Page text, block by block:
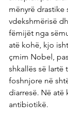
mënyrë drastike
vdekshmërisë
fëmijët nga
atë kohë, kjo
çmim Nobel,
shkallës së lartë
foshnjore në
diarresë. Në atë
antibiotikë.